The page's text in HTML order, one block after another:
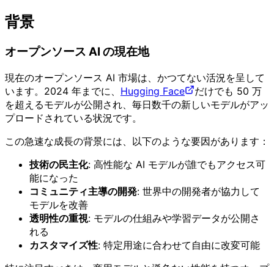
背景
オープンソース AI の現在地
現在のオープンソース AI 市場は、かつてない活況を呈して
います。2024 年までに、 Hugging Face
だけでも 50 万
を超えるモデルが公開され、毎日数千の新しいモデルがアッ
プロードされている状況です。
この急速な成長の背景には、以下のような要因があります：
技術の民主化: 高性能な AI モデルが誰でもアクセス可
能になった
コミュニティ主導の開発: 世界中の開発者が協力して
モデルを改善
透明性の重視: モデルの仕組みや学習データが公開さ
れる
カスタマイズ性: 特定用途に合わせて自由に改変可能